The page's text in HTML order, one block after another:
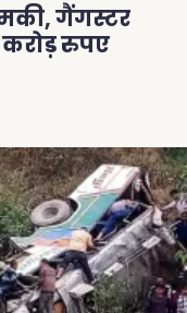
गैंगस्टर
रुपए